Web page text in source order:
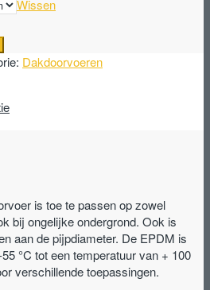
Wissen
Dakdoorvoeren
is toe te passen op zowel
bij ongelijke ondergrond. Ook is
aan de pijpdiameter. De EPDM is
°C tot een temperatuur van + 100
verschillende toepassingen.